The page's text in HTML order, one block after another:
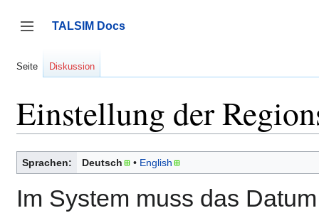
springen
Seitenleiste umschalten
TALSIM Docs
Seite Diskussion
Einstellung der
Sprachen: Deutsch English
Im System muss das